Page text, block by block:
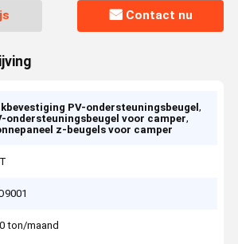
Contact nu
PV-ondersteuningsbeugel,
ondersteuningsbeugel voor camper,
z-beugels voor camper
ton/maand